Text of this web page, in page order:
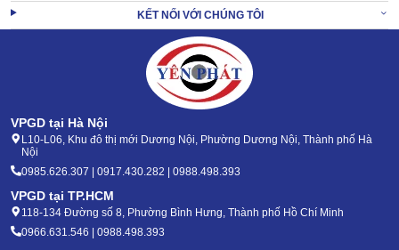
2. Cách sử dụng máy ép plastic DSB HQ-335 đơn
giản, chuẩn thao tác
KẾT NỐI VỚI CHÚNG TÔI
VPGD tại Hà Nội
L10-L06, Khu đô thị mới Dương Nội, Phường Dương Nội, Thành phố Hà
Nội
0985.626.307 | 0917.430.282 | 0988.498.393
VPGD tại TP.HCM
118-134 Đường số 8, Phường Bình Hưng, Thành phố Hồ Chí Minh
0966.631.546 | 0988.498.393